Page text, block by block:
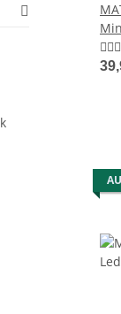
MATADOR
Luxus